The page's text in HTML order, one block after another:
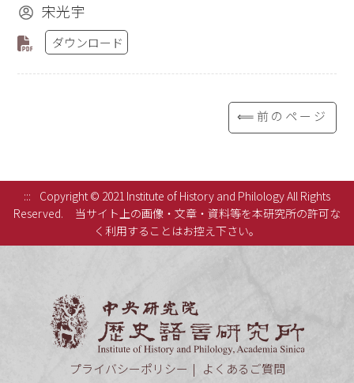
宋光宇
ダウンロード
⟸前のページ
:::
Copyright © 2021 Institute of History and Philology All Rights
Reserved.
当サイト上の画像・文章・資料等を本研究所の許可な
く利用することはお控え下さい。
プライバシーポリシー
よくあるご質問